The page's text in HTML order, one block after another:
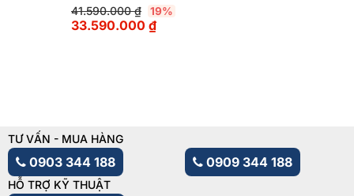
41.590.000₫ 19%
33.590.000 ₫
TƯ VẤN - MUA HÀNG
0903 344 188 0909 344 188
HỖ TRỢ KỸ THUẬT